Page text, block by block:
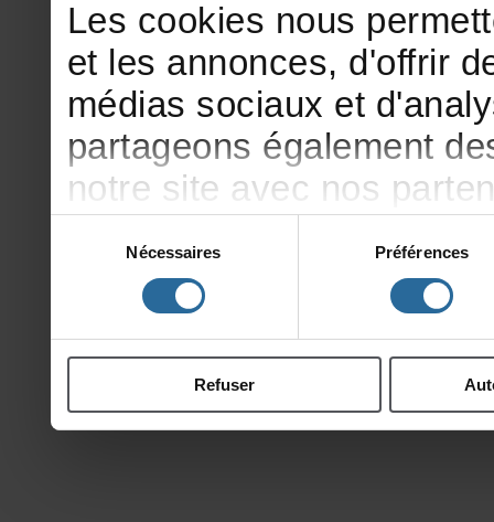
consentement
Nécessaires Préférences
Refuser